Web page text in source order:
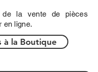
de la vente de pièces
en ligne.
à la Boutique